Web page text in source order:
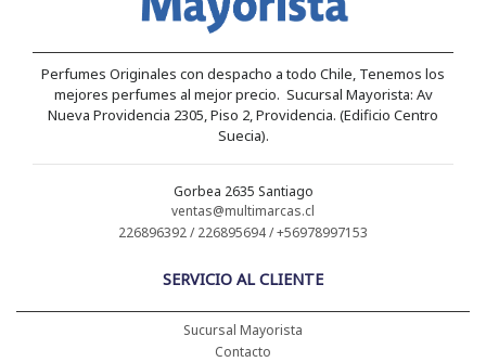
Perfumes Originales con despacho a todo Chile, Tenemos los
mejores perfumes al mejor precio. Sucursal Mayorista: Av
Nueva Providencia 2305, Piso 2, Providencia. (Edificio Centro
Suecia).
Gorbea 2635 Santiago
ventas@multimarcas.cl
226896392 / 226895694 / +56978997153
SERVICIO AL CLIENTE
Sucursal Mayorista
Contacto